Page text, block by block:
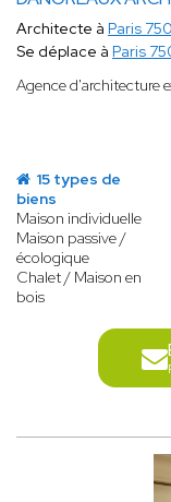
Architecte à Paris
Se déplace à Paris
Agence d'architecture
15 types de
biens
Maison individuelle
Maison passive /
écologique
Chalet / Maison en
bois